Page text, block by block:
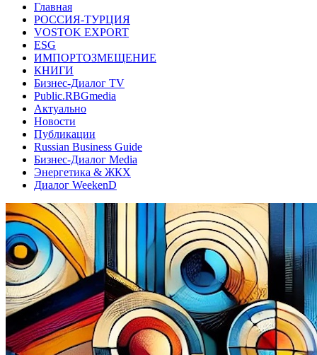
Главная
РОССИЯ-ТУРЦИЯ
VOSTOK EXPORT
ESG
ИМПОРТОЗМЕЩЕНИЕ
КНИГИ
Бизнес-Диалог TV
Public.RBGmedia
Актуально
Новости
Публикации
Russian Business Guide
Бизнес-Диалог Media
Энергетика & ЖКХ
Диалог WeekenD